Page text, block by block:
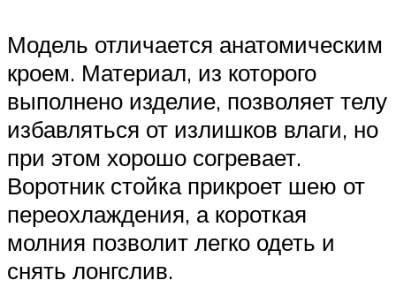
Модель отличается анатомическим
кроем. Материал, из которого
выполнено изделие, позволяет телу
избавляться от излишков влаги, но
при этом хорошо согревает.
Воротник стойка прикроет шею от
переохлаждения, а короткая
молния позволит легко одеть и
снять лонгслив.